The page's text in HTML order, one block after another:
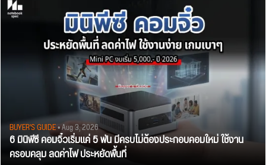
BUYER'S GUIDE• Aug 3, 2026
6 มินิพีซี คอมจิ๋วเริ่มแค่ 5 พัน มีครบไม่ต้องประกอบคอมใหม่ ใช้งาน
ครอบคลุม ลดค่าไฟ ประหยัดพื้นที่